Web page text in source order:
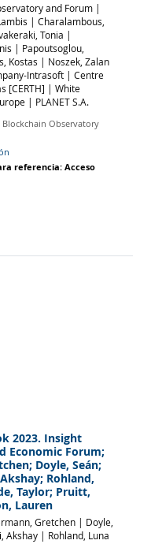
and Forum |
|Charalambous,
Tonia |
| Papoutsoglou,
Kostas | Noszek, Zalan
Intrasoft |Centre
[CERTH] |White
| PLANET S.A.
Blockchain Observatory
referencia:Acceso
2023. Insight
Economic Forum;
Doyle, Seán;
Rohland,
Taylor; Pruitt,
Lauren
Gretchen | Doyle,
Akshay | Rohland, Luna